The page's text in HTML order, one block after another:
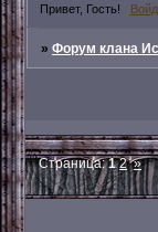
Привет, Гость!
»Форум клана
Страница:1 2 »